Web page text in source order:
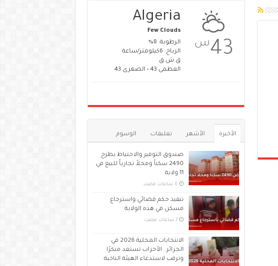
43س
Algeria
Few Clouds
الرطوبة: 8%
الرياح: 6كيلومتر/ساعة
ق.ش.ق‎
العظمى 43 • الصغرى 43
الأخيرة الأشهر تعليقات الوسوم
صندوق التوفير والاحتياط يطرح
2490 سكناً ومحلاً تجارياً للبيع في
11 ولاية
تنفيذ حكم قضائي واسترجاع
مسكن في هذه الولاية
‏7 ساعات مضت
الانتخابات المحلية 2026 في
الجزائر.. الأحزاب تستعد مبكرًا
وترقب لاستدعاء الهيئة الناخبة